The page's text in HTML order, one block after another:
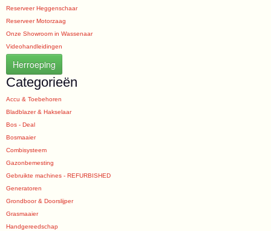
Reserveer Heggenschaar
Reserveer Motorzaag
Onze Showroom in Wassenaar
Videohandleidingen
Herroeping
Categorieën
Accu & Toebehoren
Bladblazer & Hakselaar
Bos - Deal
Bosmaaier
Combisysteem
Gazonbemesting
Gebruikte machines - REFURBISHED
Generatoren
Grondboor & Doorslijper
Grasmaaier
Handgereedschap